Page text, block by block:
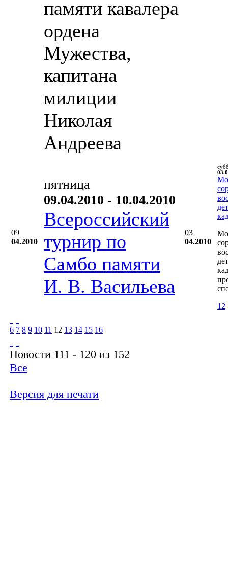
памяти кавалера
ордена
Мужества,
капитана
милиции
Николая
Андреева
09
04.2010
пятница
09.04.2010 - 10.04.2010
Всероссийский
турнир по
Самбо памяти
И. В. Васильева
03
04.2010
12
6 7 8 9 10 11 12 13 14 15 16
Новости 111 - 120 из 152
Все
Версия для печати